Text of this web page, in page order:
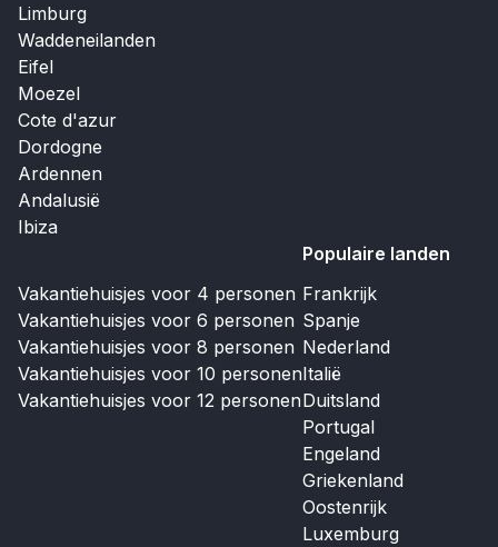
Limburg
Waddeneilanden
Eifel
Moezel
Cote d'azur
Dordogne
Ardennen
Andalusië
Ibiza
Vakantiehuisjes voor 4 personen
Vakantiehuisjes voor 6 personen
Vakantiehuisjes voor 8 personen
Vakantiehuisjes voor 10 personen
Vakantiehuisjes voor 12 personen
Populaire landen
Frankrijk
Spanje
Nederland
Italië
Duitsland
Portugal
Engeland
Griekenland
Oostenrijk
Luxemburg